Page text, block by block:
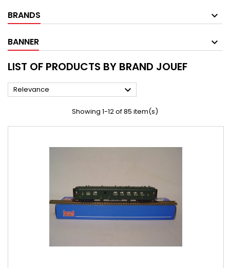
BRANDS
BANNER
LIST OF PRODUCTS BY BRAND JOUEF
Relevance 
Showing 1-12 of 85 item(s)